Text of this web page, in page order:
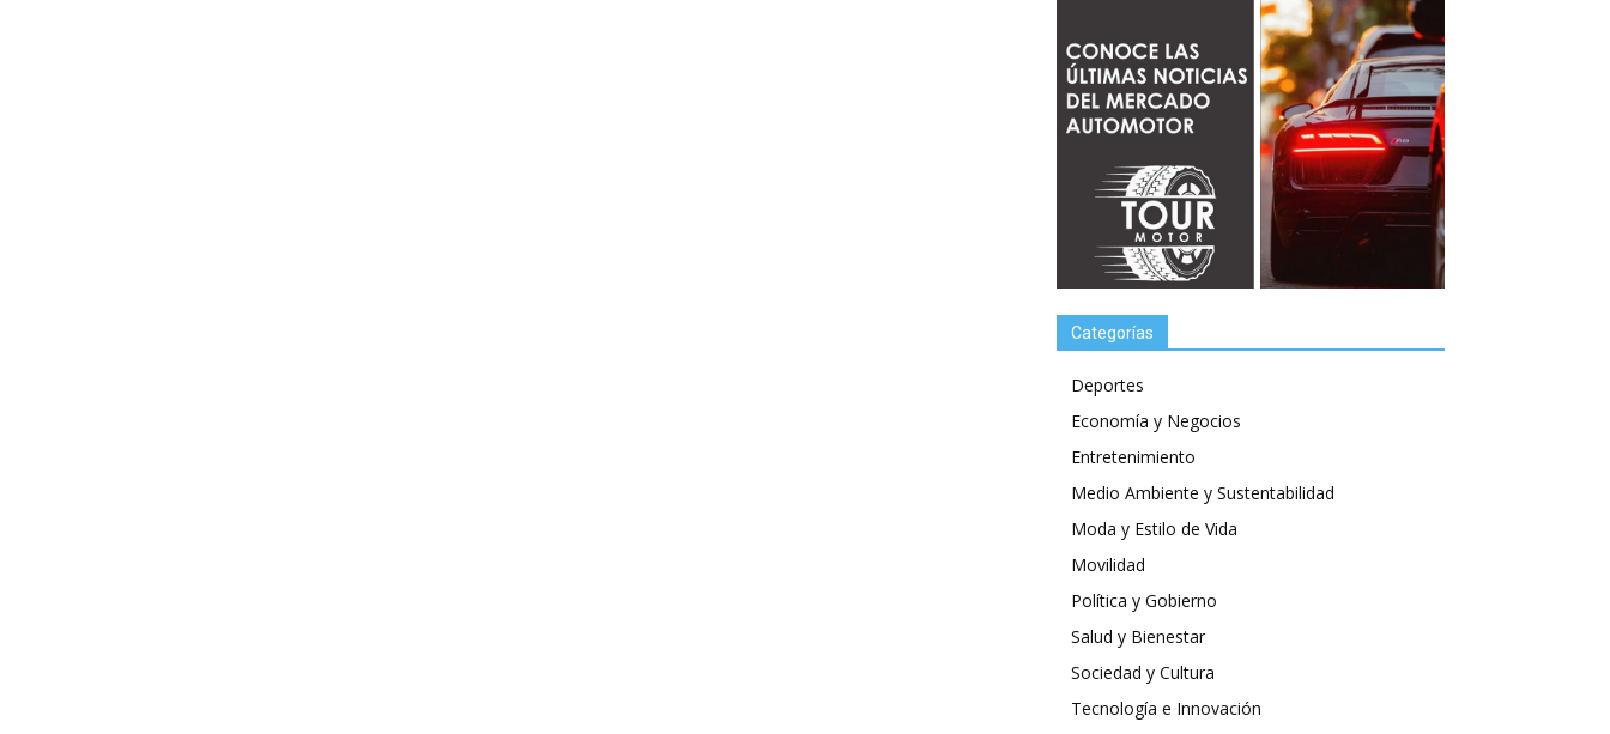
Categorías
Deportes
Economía y Negocios
Entretenimiento
Medio Ambiente y Sustentabilidad
Moda y Estilo de Vida
Movilidad
Política y Gobierno
Salud y Bienestar
Sociedad y Cultura
Tecnología e Innovación